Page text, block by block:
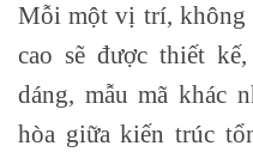
Mỗi một vị trí, không
cao sẽ được thiết
dáng, mẫu mã khác
hòa giữa kiến trúc